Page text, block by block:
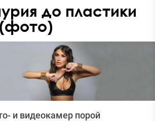
до пластики
и видеокамер порой